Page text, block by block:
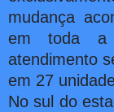
mudança
em toda a
atendimento
em 27
No sul do